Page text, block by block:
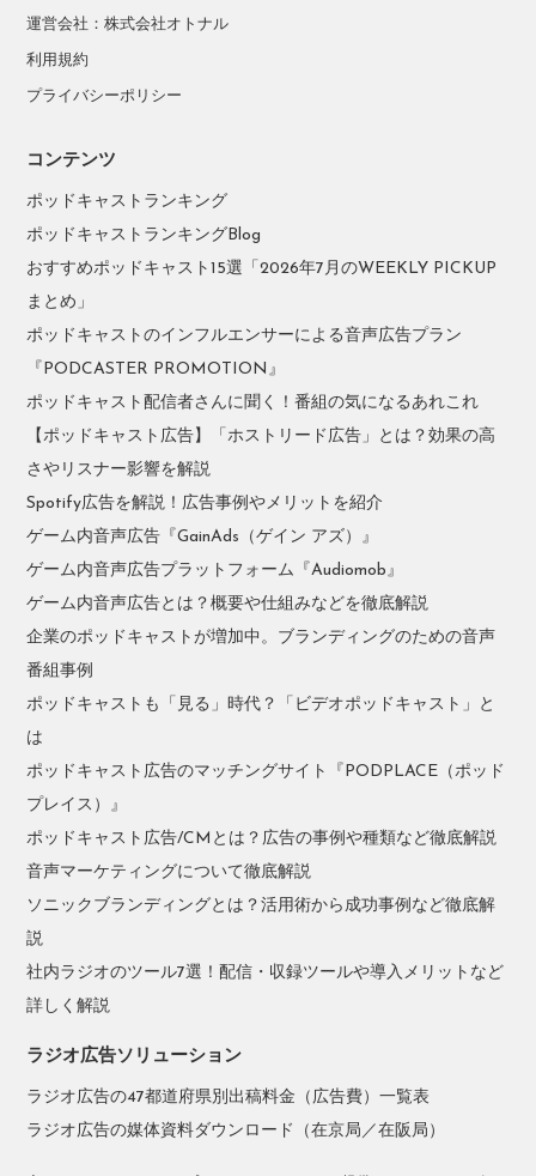
運営会社：株式会社オトナル
利用規約
プライバシーポリシー
コンテンツ
ポッドキャストランキング
ポッドキャストランキングBlog
おすすめポッドキャスト15選「2026年7月のWEEKLY PICKUP
まとめ」
ポッドキャストのインフルエンサーによる音声広告プラン
『PODCASTER PROMOTION』
ポッドキャスト配信者さんに聞く！番組の気になるあれこれ
【ポッドキャスト広告】「ホストリード広告」とは？効果の高
さやリスナー影響を解説
Spotify広告を解説！広告事例やメリットを紹介
ゲーム内音声広告『GainAds（ゲイン アズ）』
ゲーム内音声広告プラットフォーム『Audiomob』
ゲーム内音声広告とは？概要や仕組みなどを徹底解説
企業のポッドキャストが増加中。ブランディングのための音声
番組事例
ポッドキャストも「見る」時代？「ビデオポッドキャスト」と
は
ポッドキャスト広告のマッチングサイト『PODPLACE（ポッド
プレイス）』
ポッドキャスト広告/CMとは？広告の事例や種類など徹底解説
音声マーケティングについて徹底解説
ソニックブランディングとは？活用術から成功事例など徹底解
説
社内ラジオのツール7選！配信・収録ツールや導入メリットなど
詳しく解説
ラジオ広告ソリューション
ラジオ広告の47都道府県別出稿料金（広告費）一覧表
ラジオ広告の媒体資料ダウンロード（在京局／在阪局）